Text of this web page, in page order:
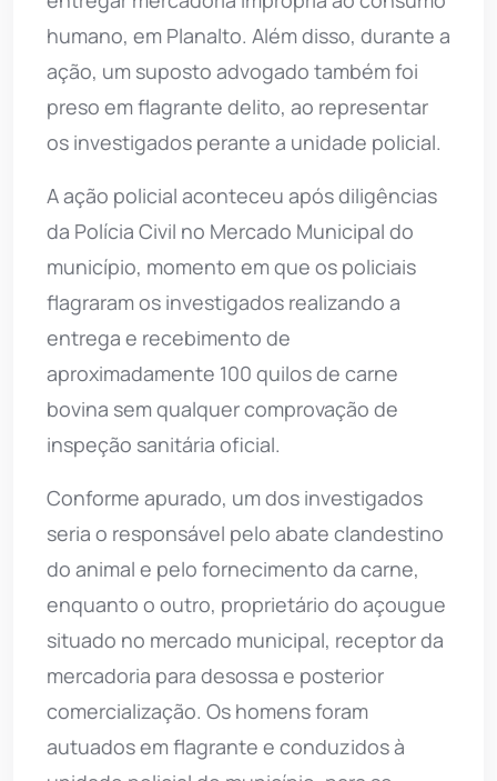
humano, em Planalto. Além disso, durante a
ação, um suposto advogado também foi
preso em flagrante delito, ao representar
os investigados perante a unidade policial.
A ação policial aconteceu após diligências
da Polícia Civil no Mercado Municipal do
município, momento em que os policiais
flagraram os investigados realizando a
entrega e recebimento de
aproximadamente 100 quilos de carne
bovina sem qualquer comprovação de
inspeção sanitária oficial.
Conforme apurado, um dos investigados
seria o responsável pelo abate clandestino
do animal e pelo fornecimento da carne,
enquanto o outro, proprietário do açougue
situado no mercado municipal, receptor da
mercadoria para desossa e posterior
comercialização. Os homens foram
autuados em flagrante e conduzidos à